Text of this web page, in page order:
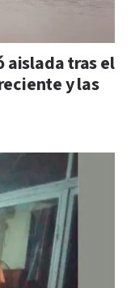
aislada tras el
y las